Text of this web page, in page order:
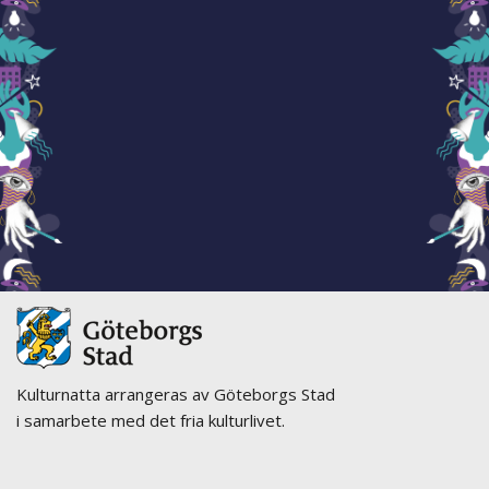
Kulturnatta arrangeras av Göteborgs Stad
i samarbete med det fria kulturlivet.